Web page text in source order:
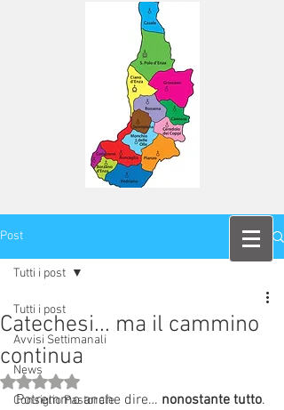
Post
Tutti i post
Avvisi Settimanali
News
Consiglio Pastorale
Tutti i post
Catechesi... ma il cammino
continua
Valutazione NaN stelle su 5.
Potremmo anche dire… nonostante tutto.